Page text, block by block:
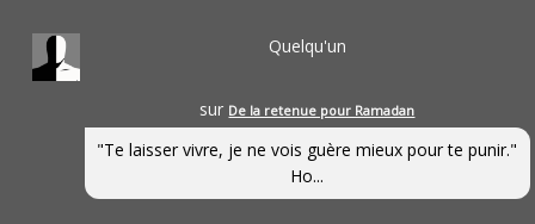
Quelqu'un
sur De la retenue pour Ramadan
"Te laisser vivre, je ne vois guère mieux pour te punir."
Ho...